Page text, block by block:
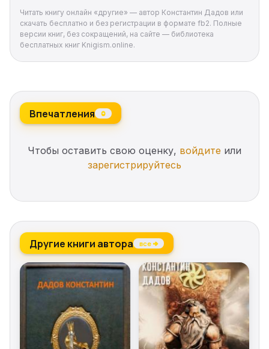
Читать книгу онлайн «другие» — автор Константин Дадов или
скачать бесплатно и без регистрации в формате fb2. Полные
версии книг, без сокращений, на сайте — библиотека
бесплатных книг Knigism.online.
Впечатления 0
Чтобы оставить свою оценку, войдите или
зарегистрируйтесь
Другие книги автора все →